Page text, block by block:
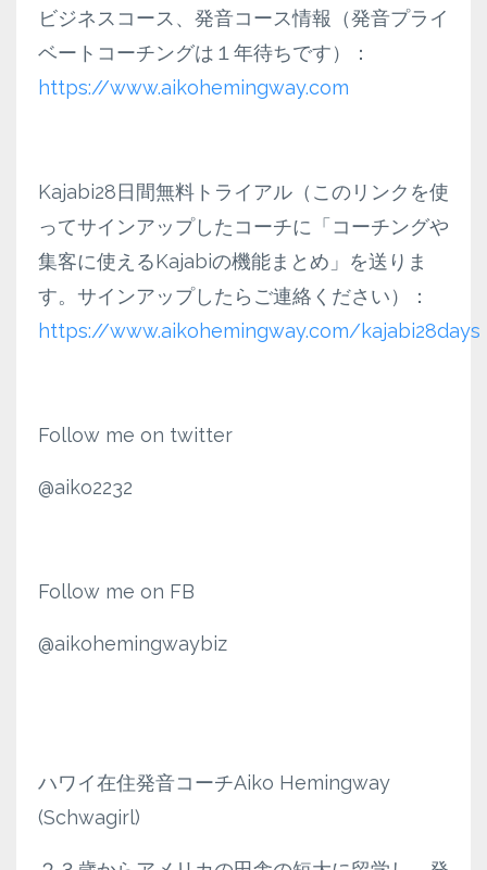
ビジネスコース、発音コース情報（発音プライ
ベートコーチングは１年待ちです）：
https://www.aikohemingway.com
Kajabi28日間無料トライアル（このリンクを使
ってサインアップしたコーチに「コーチングや
集客に使えるKajabiの機能まとめ」を送りま
す。サインアップしたらご連絡ください）：
https://www.aikohemingway.com/kajabi28days
Follow me on twitter
@aiko2232
Follow me on FB
@aikohemingwaybiz
ハワイ在住発音コーチAiko Hemingway
(Schwagirl)